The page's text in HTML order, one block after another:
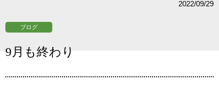
2022/09/29
ブログ
9月も終わり